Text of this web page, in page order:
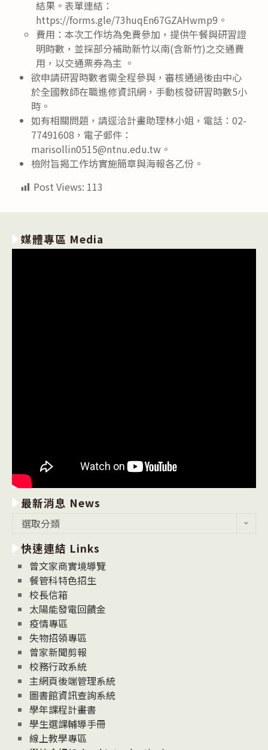
結果。表單連結：
https://forms.gle/73huqEn67GZAHwmp9。
費用：本次工作坊為免費參加，提供午餐與研習證
明時數，並採部分補助新竹以南(含新竹)之交通費
用，以交通票券為主 。
欲申請研習時數者需全程參與，審核通過後由中心
於全國教師在職進修資訊網，手動核發研習時數5小
時。
如有相關問題，請逕洽計畫助理林小姐，電話：02-
77491608，電子郵件：
marisollin0515@ntnu.edu.tw。
檢附旨揭工作坊實施簡章與海報各乙份。
Post Views: 113
媒體專區 Media
最新消息 News
消
息
News
選取分類
快速連結 Links
曾文家商實境導覽
餐管科特色招生
校長信箱
太陽能發電回饋金
疫情專區
失物招領專區
曾家新聞剪報
校務行政系統
主網頁後端管理系統
圖書館資訊查詢系統
學年課程計畫書
學生選課輔導手冊
線上教學專區